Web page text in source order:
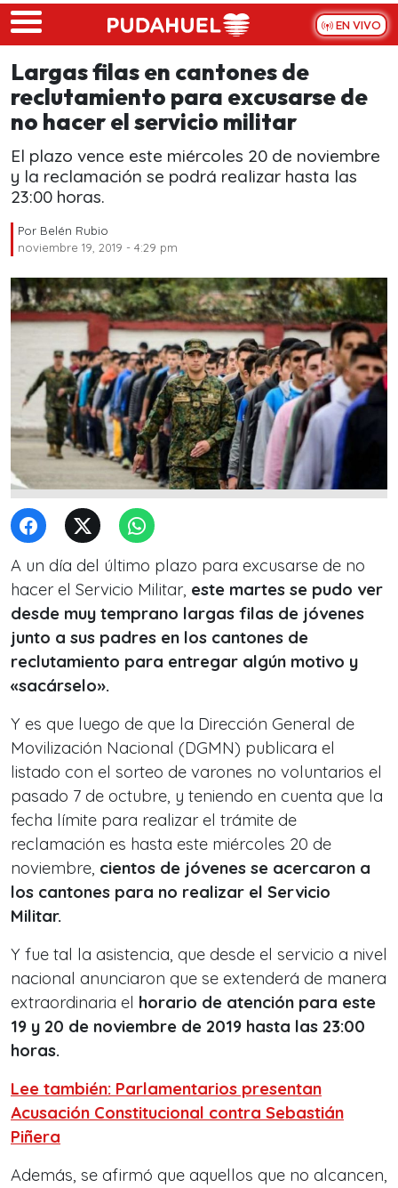
Skip to main content
EN VIVO
Largas filas en cantones de
reclutamiento para excusarse de
no hacer el servicio militar
El plazo vence este miércoles 20 de noviembre
y la reclamación se podrá realizar hasta las
23:00 horas.
Por Belén Rubio
noviembre 19, 2019 - 4:29 pm
A un día del último plazo para excusarse de no
hacer el Servicio Militar, este martes se pudo ver
desde muy temprano largas filas de jóvenes
junto a sus padres en los cantones de
reclutamiento para entregar algún motivo y
«sacárselo».
Y es que luego de que la Dirección General de
Movilización Nacional (DGMN) publicara el
listado con el sorteo de varones no voluntarios el
pasado 7 de octubre, y teniendo en cuenta que la
fecha límite para realizar el trámite de
reclamación es hasta este miércoles 20 de
noviembre, cientos de jóvenes se acercaron a
los cantones para no realizar el Servicio
Militar.
Y fue tal la asistencia, que desde el servicio a nivel
nacional anunciaron que se extenderá de manera
extraordinaria el horario de atención para este
19 y 20 de noviembre de 2019 hasta las 23:00
horas.
Lee también: Parlamentarios presentan
Acusación Constitucional contra Sebastián
Piñera
Además, se afirmó que aquellos que no alcancen,